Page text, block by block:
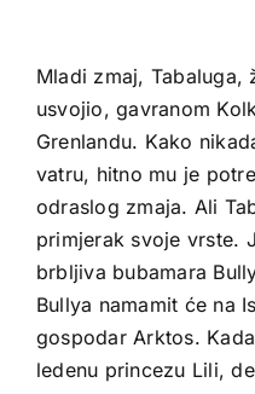
Mladi zmaj,
usvojio, gavranom
Grenlandu. Kako
vatru, hitno mu je
odraslog zmaja. Ali
primjerak svoje vrste.
brbljiva bubamara
Bullya namamit će na
gospodar Arktos.
ledenu princezu Lili,